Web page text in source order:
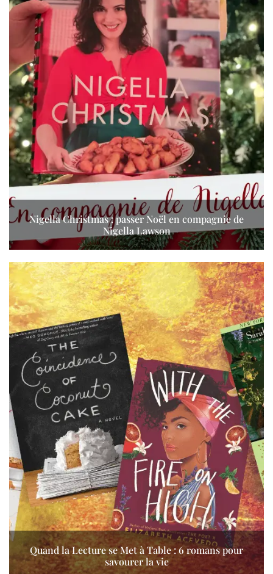
Nigella Christmas : passer Noël en compagnie de
Nigella Lawson
Quand la Lecture se Met à Table : 6 romans pour
savourer la vie